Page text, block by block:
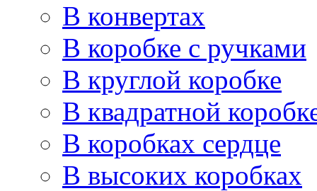
В конвертах
В коробке с ручками
В круглой коробке
В квадратной
В коробках сердце
В высоких коробках